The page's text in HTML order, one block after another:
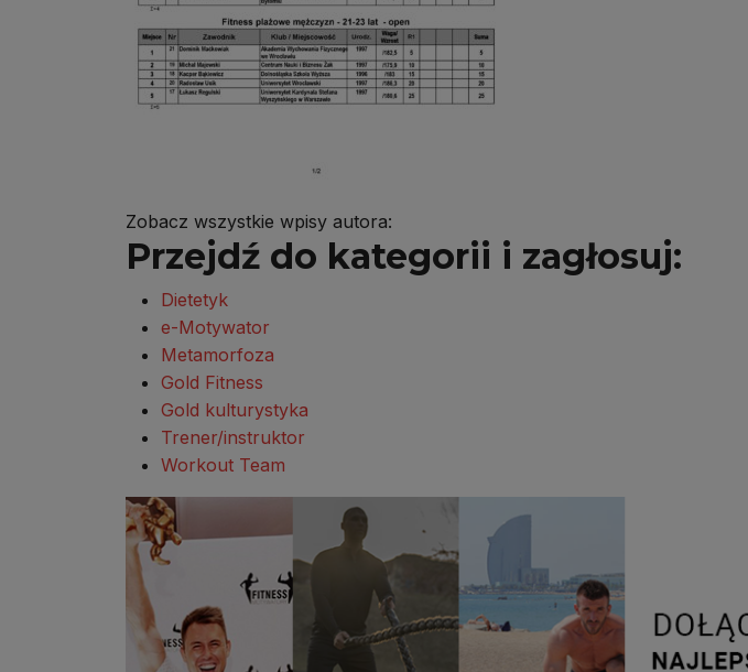
Zobacz wszystkie wpisy autora:
Przejdź do kategorii i zagłosuj:
Dietetyk
e-Motywator
Metamorfoza
Gold Fitness
Gold kulturystyka
Trener/instruktor
Workout Team